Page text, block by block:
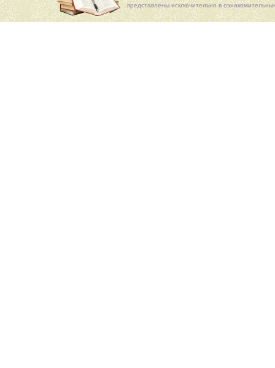
представлены исключительно в